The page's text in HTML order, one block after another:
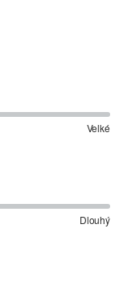
Velké
Dlouhý